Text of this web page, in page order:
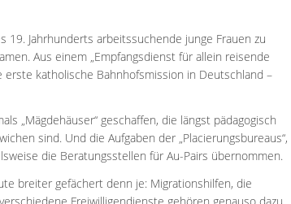
Jahrhunderts arbeitssuchende junge Frauen zu
Aus einem „Empfangsdienst für allein reisende
katholische Bahnhofsmission in Deutschland –
„Mägdehäuser“ geschaffen, die längst pädagogisch
sind. Und die Aufgaben der „Placierungsbureaus“,
die Beratungsstellen für Au-Pairs übernommen.
breiter gefächert denn je: Migrationshilfen, die